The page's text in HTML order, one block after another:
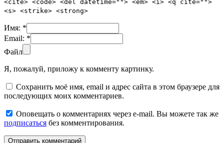
<cite> <code> <del datetime=""> <em> <i> <q cite="">
<s> <strike> <strong>
Имя: *
Email: *
Файл
Я, пожалуй, приложу к комменту картинку.
Сохранить моё имя, email и адрес сайта в этом браузере для
последующих моих комментариев.
Оповещать о комментариях через e-mail. Вы можете так же
подписаться без комментирования.